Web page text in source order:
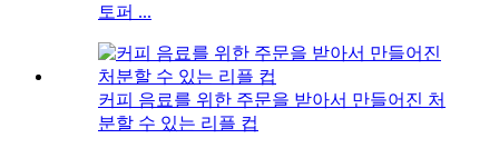
토퍼 ...
커피 음료를 위한 주문을 받아서 만들어진 처
분할 수 있는 리플 컵